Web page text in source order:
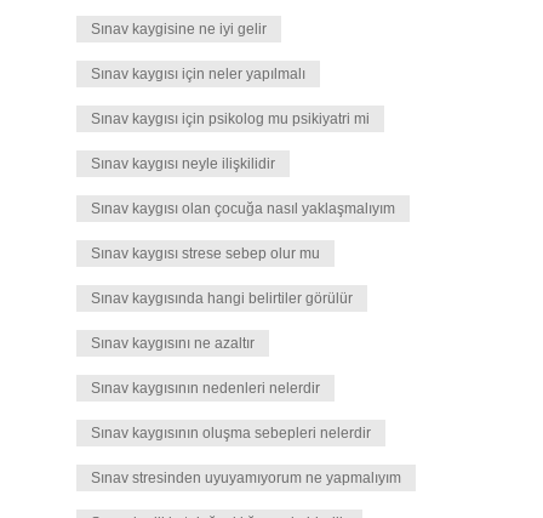
Sınav kaygisine ne iyi gelir
Sınav kaygısı için neler yapılmalı
Sınav kaygısı için psikolog mu psikiyatri mi
Sınav kaygısı neyle ilişkilidir
Sınav kaygısı olan çocuğa nasıl yaklaşmalıyım
Sınav kaygısı strese sebep olur mu
Sınav kaygısında hangi belirtiler görülür
Sınav kaygısını ne azaltır
Sınav kaygısının nedenleri nelerdir
Sınav kaygısının oluşma sebepleri nelerdir
Sınav stresinden uyuyamıyorum ne yapmalıyım